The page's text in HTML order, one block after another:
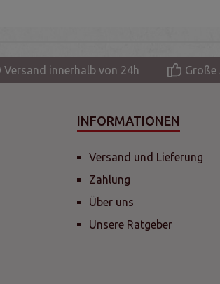
Versand innerhalb von 24h Große
INFORMATIONEN
Versand und Lieferung
Zahlung
Über uns
Unsere Ratgeber